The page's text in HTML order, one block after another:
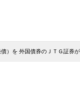
）を 外国債券のＪＴＧ証券が